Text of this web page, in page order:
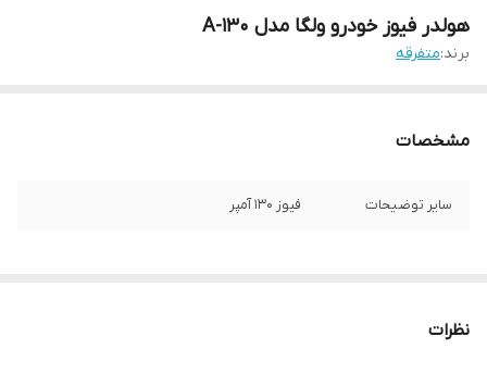
هولدر فیوز خودرو ولگا مدل 130-A
برند:متفرقه
مشخصات
سایر توضیحات فیوز 130 آمپر
نظرات